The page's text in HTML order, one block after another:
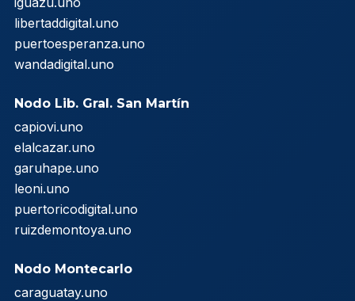
libertaddigital.uno
puertoesperanza.uno
wandadigital.uno
Nodo Lib. Gral. San Martín
capiovi.uno
elalcazar.uno
garuhape.uno
leoni.uno
puertoricodigital.uno
ruizdemontoya.uno
Nodo Montecarlo
caraguatay.uno